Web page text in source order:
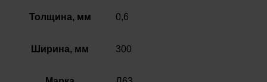
Толщина, мм 0,6
Ширина, мм 300